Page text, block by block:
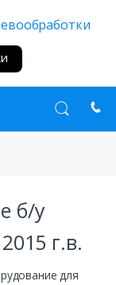
б/у
г.в.
для